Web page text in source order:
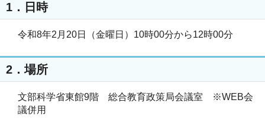
1．日時
令和8年2月20日（金曜日）10時00分から12時00分
2．場所
文部科学省東館9階 総合教育政策局会議室 ※WEB会
議併用